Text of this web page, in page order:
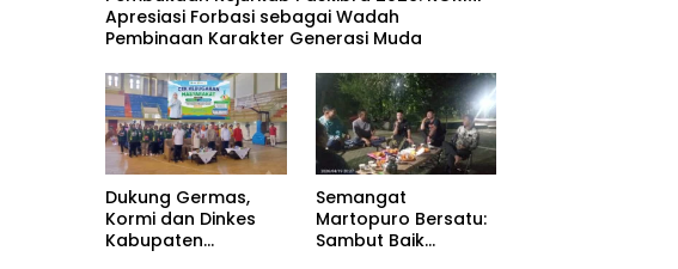
Apresiasi Forbasi sebagai Wadah
Pembinaan Karakter Generasi Muda
Dukung Germas,
Kormi dan Dinkes
Kabupaten
Semangat
Martopuro Bersatu:
Sambut Baik